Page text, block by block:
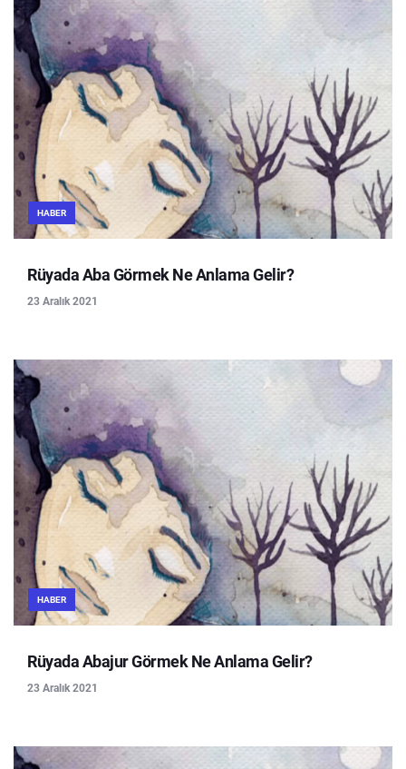
HABER
Rüyada Aba Görmek Ne Anlama Gelir?
23 Aralık 2021
HABER
Rüyada Abajur Görmek Ne Anlama Gelir?
23 Aralık 2021